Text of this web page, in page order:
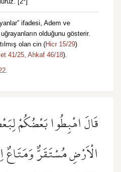
ifadesi, Adem ve
olduğunu gösterir.
olan cin (Hicr 15/29)
41/25, Ahkaf 46/18).
قَالَ اهْبِطُوا بَعْضُكُمْ
الْاَرْضِ مُسْتَقَرٌّ وَمَتَاعٌ